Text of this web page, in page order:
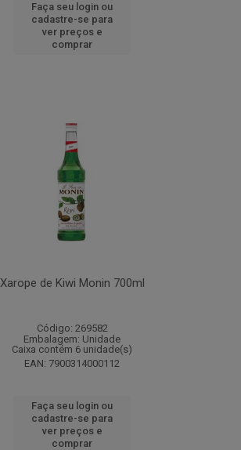
Faça seu login ou
cadastre-se para
ver preços e
comprar
Xarope de Kiwi Monin 700ml
Código: 269582
Embalagem: Unidade
Caixa contém 6 unidade(s)
EAN: 7900314000112
Faça seu login ou
cadastre-se para
ver preços e
comprar